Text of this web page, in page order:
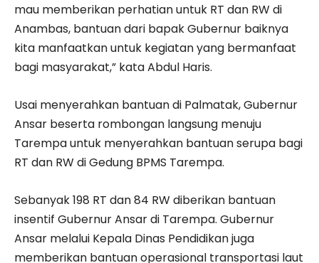
mau memberikan perhatian untuk RT dan RW di
Anambas, bantuan dari bapak Gubernur baiknya
kita manfaatkan untuk kegiatan yang bermanfaat
bagi masyarakat,” kata Abdul Haris.
Usai menyerahkan bantuan di Palmatak, Gubernur
Ansar beserta rombongan langsung menuju
Tarempa untuk menyerahkan bantuan serupa bagi
RT dan RW di Gedung BPMS Tarempa.
Sebanyak 198 RT dan 84 RW diberikan bantuan
insentif Gubernur Ansar di Tarempa. Gubernur
Ansar melalui Kepala Dinas Pendidikan juga
memberikan bantuan operasional transportasi laut